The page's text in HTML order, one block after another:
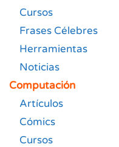
Cursos
Frases Célebres
Herramientas
Noticias
Computación
Artículos
Cómics
Cursos